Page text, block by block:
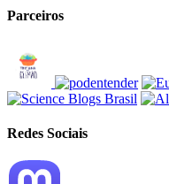
Parceiros
Redes Sociais